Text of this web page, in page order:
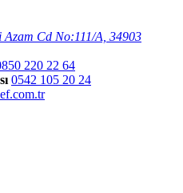
Azam Cd No:111/A, 34903
220 22 64
0542 105 20 24